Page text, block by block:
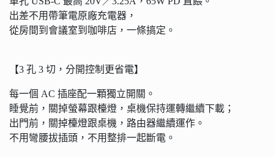
出差不用帶筆電原廠充電器，
從房間到會議室到咖啡店，一條搞定。
【3 孔 3 切，分開控制更省電】
每一個 AC 插座配一顆獨立開關。
睡覺前，關掉螢幕跟檯燈，桌機保持運轉繼續下載；
出門前，關掉檯燈跟桌機，路由器繼續運作。
不用彎腰拔插頭，不用整排一起斷電。